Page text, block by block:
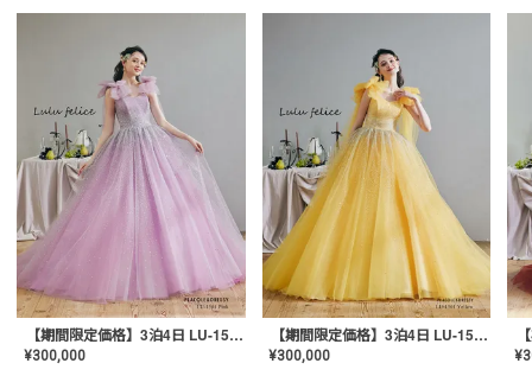
【期間限定価格】3泊4日 LU-1501(Pink)
¥300,000
【期間限定価格】3泊4日 LU-1501(Yellow)
¥300,000 ¥